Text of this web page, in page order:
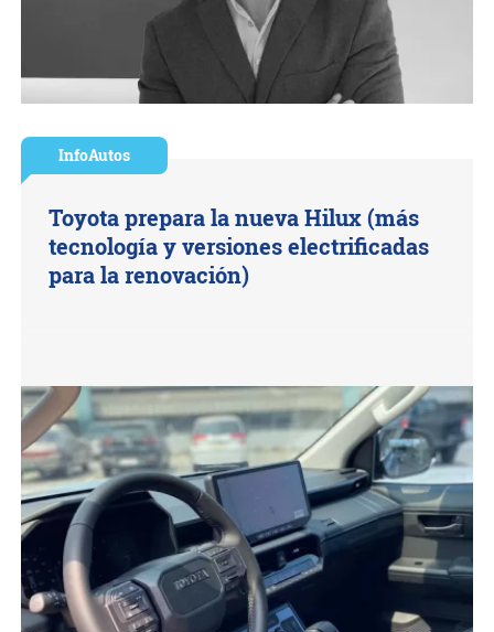
InfoAutos
Toyota prepara la nueva Hilux (más
tecnología y versiones electrificadas
para la renovación)